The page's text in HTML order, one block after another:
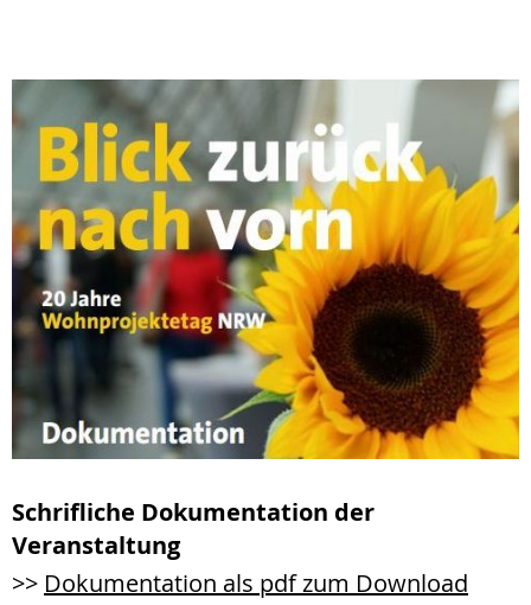
Schrifliche Dokumentation der
Veranstaltung
>> Dokumentation als pdf zum Download